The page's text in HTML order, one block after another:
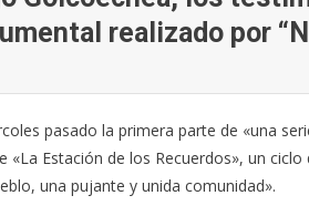
realizado por
pasado la primera parte de «una
Estación de los Recuerdos», un ciclo
una pujante y unida comunidad».